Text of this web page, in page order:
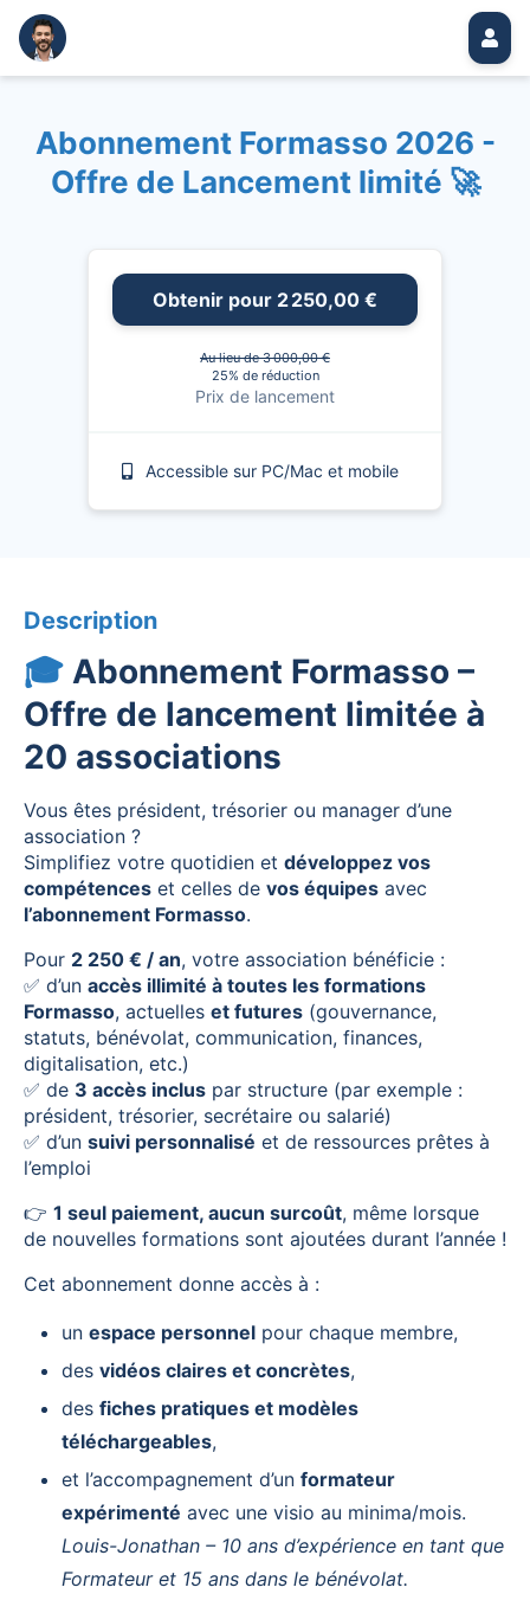
Abonnement Formasso 2026 -
Offre de Lancement limité 🚀
Obtenir pour 2 250,00 €
Au lieu de 3 000,00 €
25% de réduction
Prix de lancement
Accessible sur PC/Mac et mobile
Description
🎓 Abonnement Formasso –
Offre de lancement limitée à
20 associations
Vous êtes président, trésorier ou manager d’une
association ?
Simplifiez votre quotidien et développez vos
compétences et celles de vos équipes avec
l’abonnement Formasso.
Pour 2 250 € / an, votre association bénéficie :
✅ d’un accès illimité à toutes les formations
Formasso, actuelles et futures (gouvernance,
statuts, bénévolat, communication, finances,
digitalisation, etc.)
✅ de 3 accès inclus par structure (par exemple :
président, trésorier, secrétaire ou salarié)
✅ d’un suivi personnalisé et de ressources prêtes à
l’emploi
👉 1 seul paiement, aucun surcoût, même lorsque
de nouvelles formations sont ajoutées durant l’année !
Cet abonnement donne accès à :
un espace personnel pour chaque membre,
des vidéos claires et concrètes,
des fiches pratiques et modèles
téléchargeables,
et l’accompagnement d’un formateur
expérimenté avec une visio au minima/mois.
Louis-Jonathan – 10 ans d’expérience en tant que
Formateur et 15 ans dans le bénévolat.